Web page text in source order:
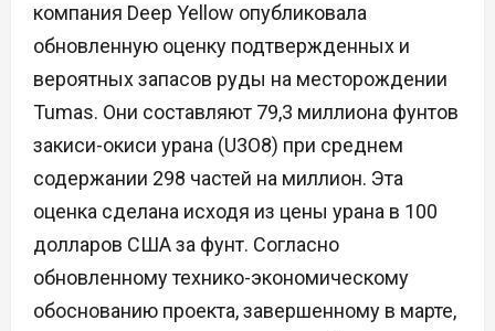
компания Deep Yellow опубликовала
обновленную оценку подтвержденных и
вероятных запасов руды на месторождении
Tumas. Они составляют 79,3 миллиона фунтов
закиси-окиси урана (U3O8) при среднем
содержании 298 частей на миллион. Эта
оценка сделана исходя из цены урана в 100
долларов США за фунт. Согласно
обновленному технико-экономическому
обоснованию проекта, завершенному в марте,